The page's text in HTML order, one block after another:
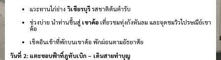
แวะทานไก่ย่าง วิเชียรบุรีรสชาติต้นตำรับ
ช่วงบ่าย นำท่านขึ้นสู่ เขาค้อเที่ยวชมทุ่งกังหันลม และจุดชมวิวไปรษณีย์เขา
ค้อ
เช็คอินเข้าที่พักบนเขาค้อ พักผ่อนตามอัธยาศัย
วันที่ 2: แตะขอบฟ้าที่ภูทับเบิก – เดินสายทำบุญ